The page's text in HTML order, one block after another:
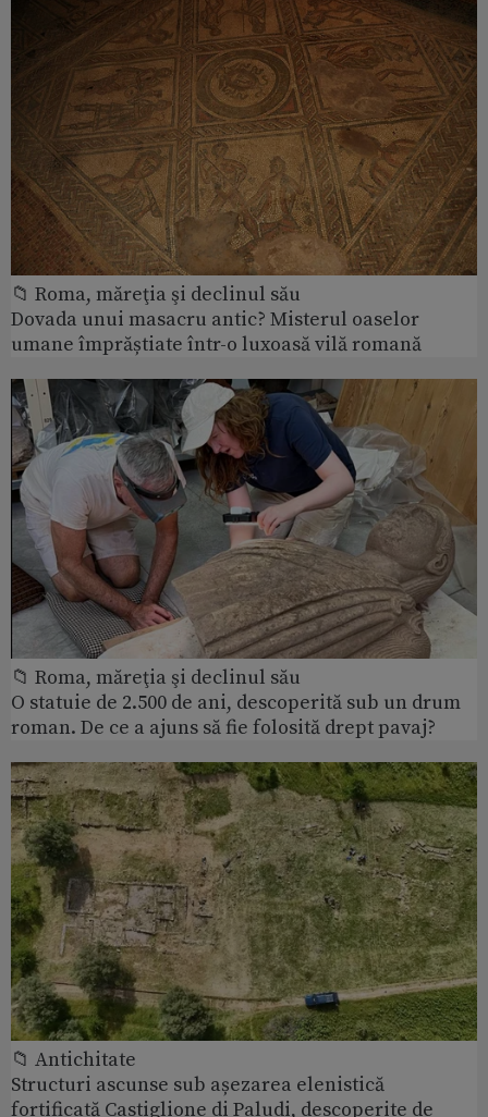
📁 Roma, măreţia şi declinul său
Dovada unui masacru antic? Misterul oaselor
umane împrăștiate într-o luxoasă vilă romană
📁 Roma, măreţia şi declinul său
O statuie de 2.500 de ani, descoperită sub un drum
roman. De ce a ajuns să fie folosită drept pavaj?
📁 Antichitate
Structuri ascunse sub așezarea elenistică
fortificată Castiglione di Paludi, descoperite de